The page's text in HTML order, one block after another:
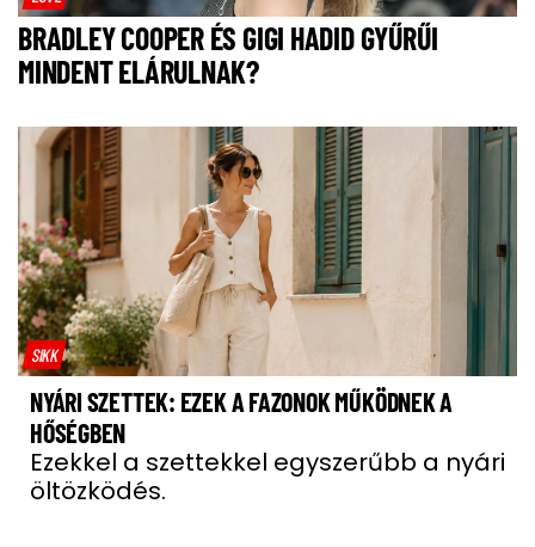
BRADLEY COOPER ÉS GIGI HADID GYŰRŰI
MINDENT ELÁRULNAK?
SIKK
NYÁRI SZETTEK: EZEK A FAZONOK MŰKÖDNEK A
HŐSÉGBEN
Ezekkel a szettekkel egyszerűbb a nyári
öltözködés.